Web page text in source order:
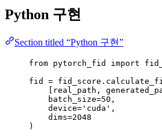
Python 구현
Section titled “Python 구현”
from pytorch_fid import
fid = fid_score.
real_path,
batch_size=50 ,
device= ' cuda ' ,
dims=2048
)